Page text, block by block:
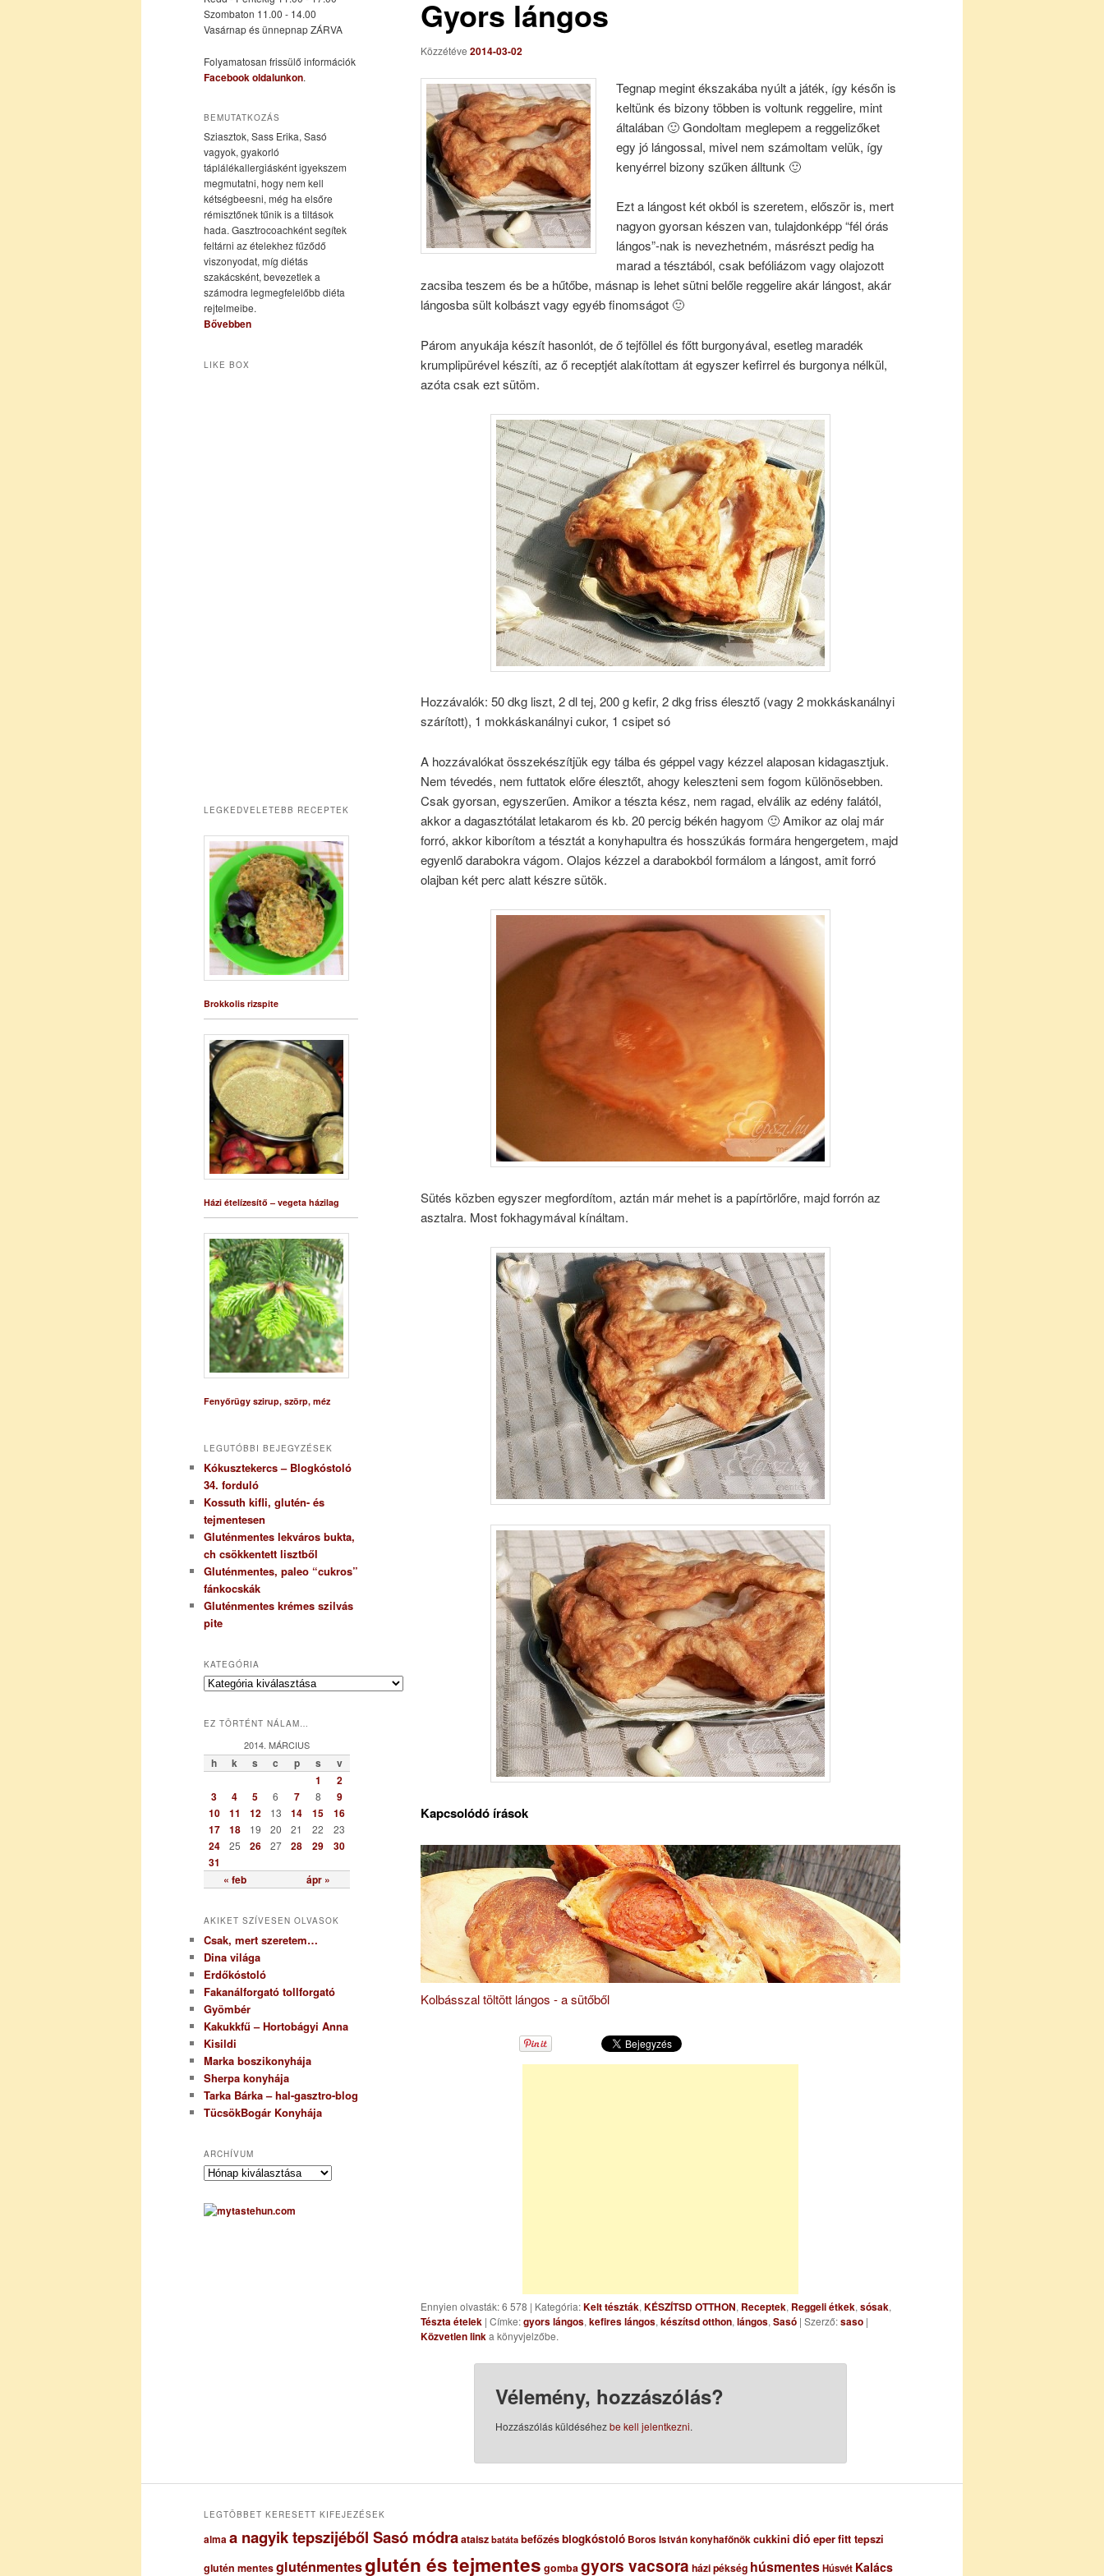
tartalomra
tartalomra Gyors lángos
Közzétéve 2014-03-02
Tegnap megint ékszakába nyúlt a játék, így későn is
keltünk és bizony többen is voltunk reggelire, mint
általában 🙂 Gondoltam meglepem a reggelizőket
egy jó lángossal, mivel nem számoltam velük, így
kenyérrel bizony szűken álltunk 🙂
Ezt a lángost két okból is szeretem, először is, mert
nagyon gyorsan készen van, tulajdonképp “fél órás
lángos”-nak is nevezhetném, másrészt pedig ha
marad a tésztából, csak befóliázom vagy olajozott
zacsiba teszem és be a hűtőbe, másnap is lehet sütni belőle reggelire akár lángost, akár
lángosba sült kolbászt vagy egyéb finomságot 🙂
Párom anyukája készít hasonlót, de ő tejföllel és főtt burgonyával, esetleg maradék
krumplipürével készíti, az ő receptjét alakítottam át egyszer kefirrel és burgonya nélkül,
azóta csak ezt sütöm.
Hozzávalók: 50 dkg liszt, 2 dl tej, 200 g kefir, 2 dkg friss élesztő (vagy 2 mokkáskanálnyi
szárított), 1 mokkáskanálnyi cukor, 1 csipet só
A hozzávalókat összekészítjük egy tálba és géppel vagy kézzel alaposan kidagasztjuk.
Nem tévedés, nem futtatok előre élesztőt, ahogy keleszteni sem fogom különösebben.
Csak gyorsan, egyszerűen. Amikor a tészta kész, nem ragad, elválik az edény falától,
akkor a dagasztótálat letakarom és kb. 20 percig békén hagyom 🙂 Amikor az olaj már
forró, akkor kiborítom a tésztát a konyhapultra és hosszúkás formára hengergetem, majd
egyenlő darabokra vágom. Olajos kézzel a darabokból formálom a lángost, amit forró
olajban két perc alatt készre sütök.
Sütés közben egyszer megfordítom, aztán már mehet is a papírtörlőre, majd forrón az
asztalra. Most fokhagymával kínáltam.
Kapcsolódó írások
Kolbásszal töltött lángos - a sütőből
Ennyien olvasták: 6 578 | Kategória:Kelt tészták, KÉSZÍTSD OTTHON, Receptek, Reggeli étkek, sósak,
Tészta ételek | Címke:gyors lángos, kefires lángos, készítsd otthon, lángos, Sasó | Szerző:saso |
Közvetlen linka könyvjelzőbe.
Vélemény, hozzászólás?
Hozzászólás küldéséhezbe kell jelentkezni.
Szombaton 11.00 - 14.00
Vasárnap és ünnepnap ZÁRVA
Folyamatosan frissülő információk
Facebook oldalunkon.
BEMUTATKOZÁS
Sziasztok, Sass Erika, Sasó
vagyok, gyakorló
táplálékallergiásként igyekszem
megmutatni, hogy nem kell
kétségbeesni, még ha elsőre
rémisztőnek tűnik is a tiltások
hada. Gasztrocoachként segítek
feltárni az ételekhez fűződő
viszonyodat, míg diétás
szakácsként, bevezetlek a
számodra legmegfelelőbb diéta
rejtelmeibe.
Bővebben
LIKE BOX
LEGKEDVELETEBB RECEPTEK
Brokkolis rizspite
Házi ételízesítő – vegeta házilag
Fenyőrügy szirup, szörp, méz
LEGUTÓBBI BEJEGYZÉSEK
Kókusztekercs – Blogkóstoló
34. forduló
Kossuth kifli, glutén- és
tejmentesen
Gluténmentes lekváros bukta,
ch csökkentett lisztből
Gluténmentes, paleo “cukros”
fánkocskák
Gluténmentes krémes szilvás
pite
KATEGÓRIA
K
e
r
EZ TÖRTÉNT NÁLAM…
2014. MÁRCIUS
h k s c p s v
« feb ápr »
1
2
3
4 5 6 7 8
9
10
11 12 13 14 15
16
17
18 19 20 21 22 23
24 25 26 27 28 29
30
31
AKIKET SZÍVESEN OLVASOK
Csak, mert szeretem…
Dina világa
Erdőkóstoló
Fakanálforgató tollforgató
Gyömbér
Kakukkfű – Hortobágyi Anna
Kisildi
Marka boszikonyhája
Sherpa konyhája
Tarka Bárka – hal-gasztro-blog
TücsökBogár Konyhája
ARCHÍVUM
A
c
h
LEGTÖBBET KERESETT KIFEJEZÉSEK
almaa nagyik tepszijéből Sasó módraataisz batáta befőzésblogkóstoló Boros István konyhafőnökcukkini dió eperfitt tepszi
glutén mentesgluténmentesglutén és tejmentes gombagyors vacsora házi pékség húsmentesHúsvét Kalács